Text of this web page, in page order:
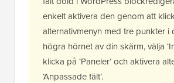
enkelt aktivera den genom att
alternativmenyn med tre punkter i
högra hörnet av din skärm, välja
klicka på ‘Paneler’ och aktivera
‘Anpassade fält’.